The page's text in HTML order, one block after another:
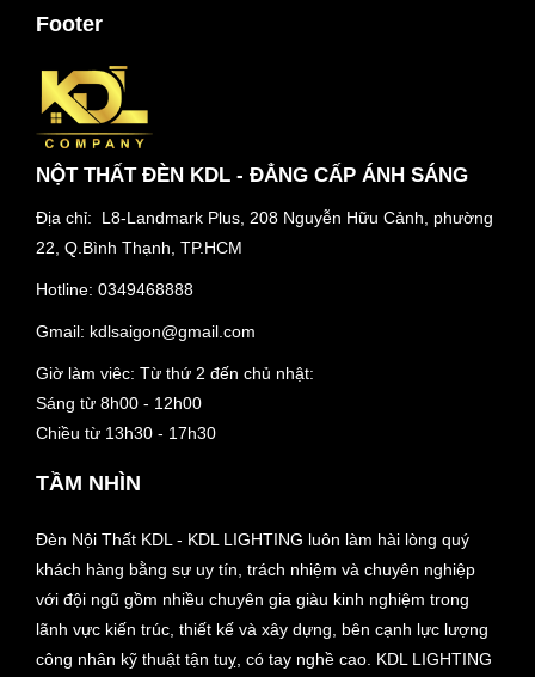
Footer
NỘT THẤT ĐÈN KDL - ĐẲNG CẤP ÁNH SÁNG
Địa chỉ: L8-Landmark Plus, 208 Nguyễn Hữu Cảnh, phường
22, Q.Bình Thạnh, TP.HCM
Hotline: 0349468888
Gmail: kdlsaigon@gmail.com
Giờ làm viêc: Từ thứ 2 đến chủ nhật:
Sáng từ 8h00 - 12h00
Chiều từ 13h30 - 17h30
TẦM NHÌN
Đèn Nội Thất KDL - KDL LIGHTING luôn làm hài lòng quý
khách hàng bằng sự uy tín, trách nhiệm và chuyên nghiệp
với đội ngũ gồm nhiều chuyên gia giàu kinh nghiệm trong
lãnh vực kiến trúc, thiết kế và xây dựng, bên cạnh lực lượng
công nhân kỹ thuật tận tuỵ, có tay nghề cao. KDL LIGHTING